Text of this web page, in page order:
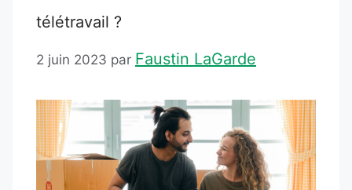
télétravail ?
2 juin 2023 par Faustin LaGarde